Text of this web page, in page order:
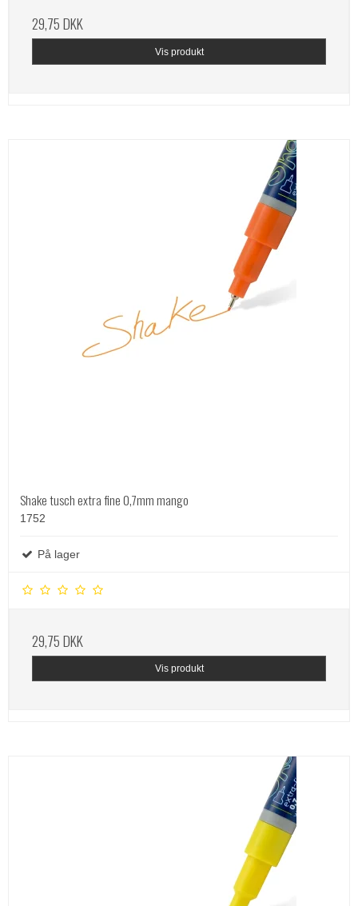
29,75 DKK
Vis produkt
Shake tusch extra fine 0,7mm mango
1752
På lager
29,75 DKK
Vis produkt